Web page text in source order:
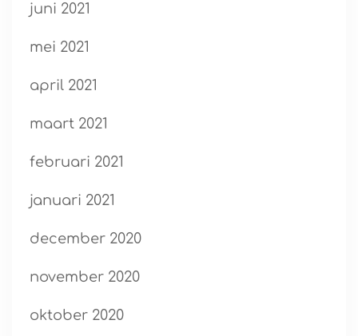
juni 2021
mei 2021
april 2021
maart 2021
februari 2021
januari 2021
december 2020
november 2020
oktober 2020